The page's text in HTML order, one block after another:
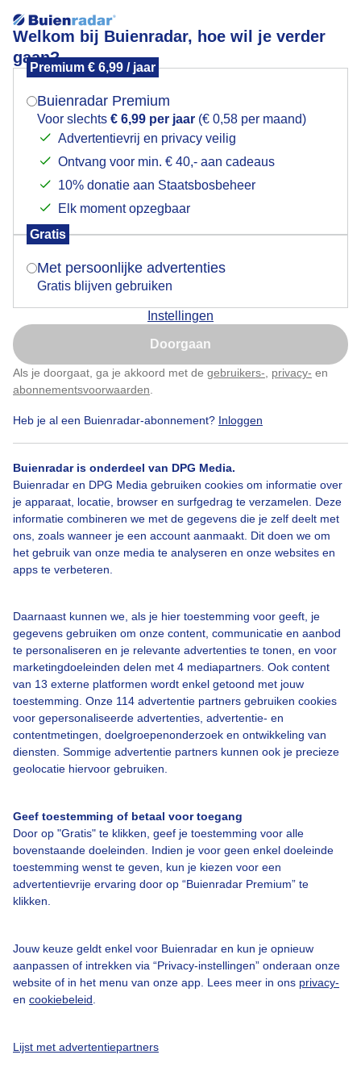
Welkom bij Buienradar, hoe wil je verder
gaan?
Premium € 6,99 / jaar
Buienradar Premium
Voor slechts € 6,99 per jaar (€ 0,58 per maand)
Advertentievrij en privacy veilig
Ontvang voor min. € 40,- aan cadeaus
10% donatie aan Staatsbosbeheer
Elk moment opzegbaar
Gratis
Met persoonlijke advertenties
Gratis blijven gebruiken
Instellingen
Doorgaan
Als je doorgaat, ga je akkoord met de gebruikers- privacy- en
abonnementsvoorwaarden
Heb je al een Buienradar-abonnement? Inloggen
Buienradar is onderdeel van DPG Media.
Buienradar en DPG Media gebruiken cookies om informatie over
je apparaat, locatie, browser en surfgedrag te verzamelen. Deze
informatie combineren we met de gegevens die je zelf deelt met
ons, zoals wanneer je een account aanmaakt. Dit doen we om
het gebruik van onze media te analyseren en onze websites en
apps te verbeteren.
Daarnaast kunnen we, als je hier toestemming voor geeft, je
gegevens gebruiken om onze content, communicatie en aanbod
te personaliseren en je relevante advertenties te tonen, en voor
marketingdoeleinden delen met 4 mediapartners. Ook content
van 13 externe platformen wordt enkel getoond met jouw
toestemming. Onze 114 advertentie partners gebruiken cookies
voor gepersonaliseerde advertenties, advertentie- en
contentmetingen, doelgroepenonderzoek en ontwikkeling van
diensten. Sommige advertentie partners kunnen ook je precieze
geolocatie hiervoor gebruiken.
Geef toestemming of betaal voor toegang
Door op "Gratis" te klikken, geef je toestemming voor alle
bovenstaande doeleinden. Indien je voor geen enkel doeleinde
toestemming wenst te geven, kun je kiezen voor een
advertentievrije ervaring door op “Buienradar Premium” te
klikken.
Jouw keuze geldt enkel voor Buienradar en kun je opnieuw
aanpassen of intrekken via “Privacy-instellingen” onderaan onze
website of in het menu van onze app. Lees meer in ons privacy-
en cookiebeleid
Lijst met advertentiepartners
Dreigende lucht
Er waren net dreigende, maar prachtige wolken. Dus
ik ben snel naar buiten gegaan om foto's te maken. De
regen en hagel die ik daardoor meepakken, nam ik
Dreigende_wolkenlucht Regen Wolken
Een moment geduld aub...
Over Buienradar
Bedrijfsgegevens
Veelgestelde vragen
Toegankelijkheid
Gebruikersvoorwaarden
Buienradar Team
Mogen we je locatie gebruiken voor het
Indien je hier nog geen akkoord op hebt gegeven,
verschijnt er zo een pop-up uit je browser waarin
Is goed, toon de popup
Nu niet, misschien later
Klik hierom dit aan te passen